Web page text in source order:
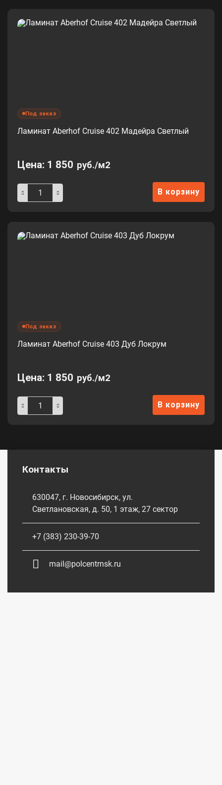
Под заказ
Ламинат Aberhof Cruise 402 Мадейра Светлый
Цена: 1 850 руб./м2
В корзину
Под заказ
Ламинат Aberhof Cruise 403 Дуб Локрум
Цена: 1 850 руб./м2
В корзину
Контакты
630047, г. Новосибирск, ул.
Светлановская, д. 50, 1 этаж, 27 сектор
+7 (383) 230-39-70
mail@polcentrnsk.ru